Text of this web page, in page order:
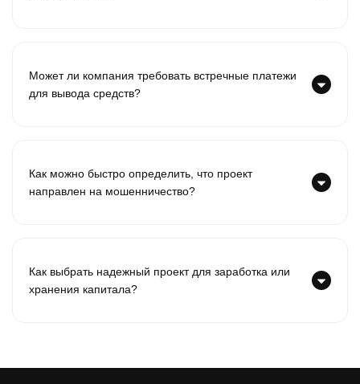
Может ли компания требовать встречные платежи
для вывода средств?
Как можно быстро определить, что проект
направлен на мошенничество?
Как выбрать надежный проект для заработка или
хранения капитала?